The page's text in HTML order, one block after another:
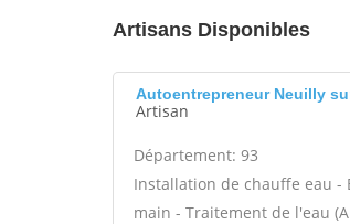
Artisans Disponibles
Autoentrepreneur Neuilly
Artisan
Département: 93
Installation de chauffe eau -
main - Traitement de l'eau